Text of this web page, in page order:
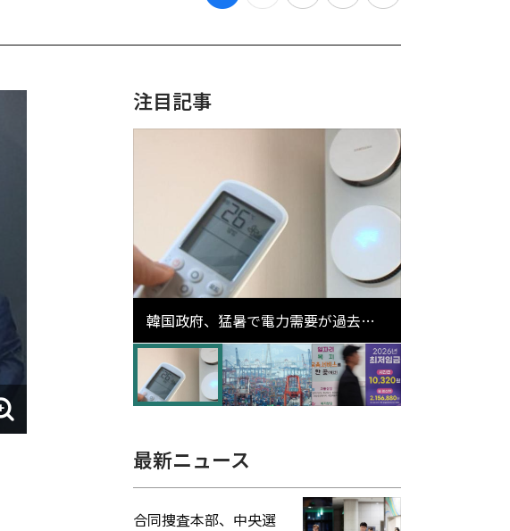
注目記事
韓国政府、猛暑で電力需要が過去最
高更新の可能性に需給対応体制を点
検
最新ニュース
合同捜査本部、中央選